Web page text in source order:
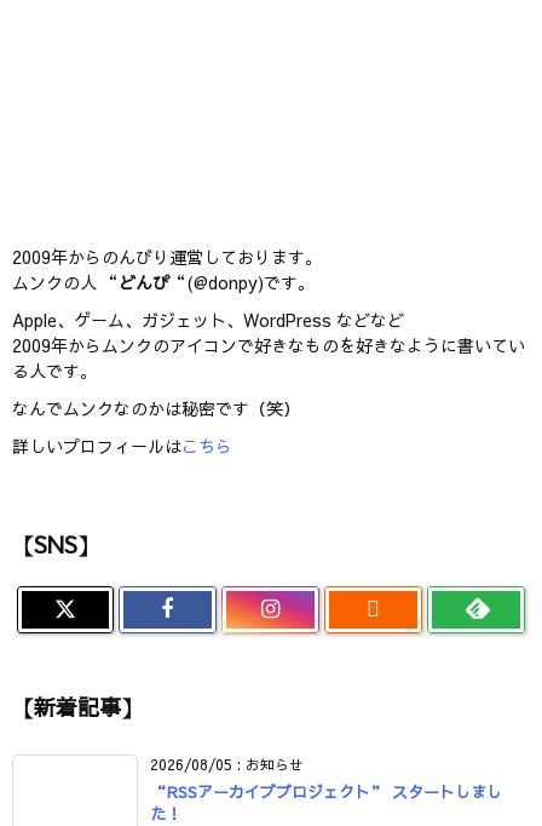
2009年からのんびり運営しております。
ムンクの人 “ どんぴ“(@donpy)です。
Apple、ゲーム、ガジェット、WordPress などなど
2009年からムンクのアイコンで好きなものを好きなように書いてい
る人です。
なんでムンクなのかは秘密です（笑）
詳しいプロフィールはこちら
【SNS】

【新着記事】
2026/08/05 : お知らせ
“RSSアーカイブプロジェクト” スタートしまし
た！